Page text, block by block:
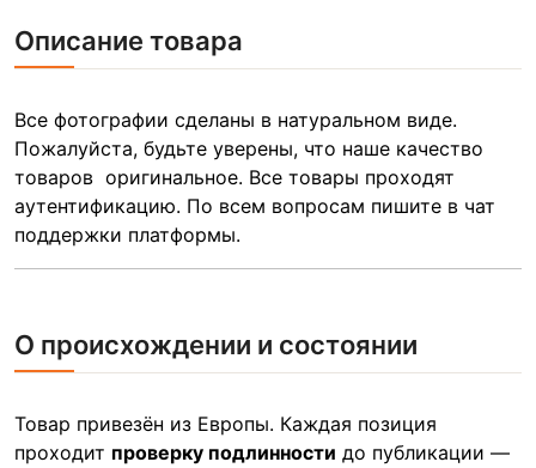
Описание товара
Все фотографии сделаны в натуральном виде.
Пожалуйста, будьте уверены, что наше качество
товаров оригинальное. Все товары проходят
аутентификацию. По всем вопросам пишите в чат
поддержки платформы.
О происхождении и состоянии
Товар привезён из Европы. Каждая позиция
проходит проверку подлинности до публикации —